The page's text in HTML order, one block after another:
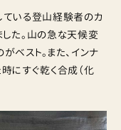
ている登山経験者のカ
た。山の急な天候変
ベスト。また、インナ
にすぐ乾く合成（化